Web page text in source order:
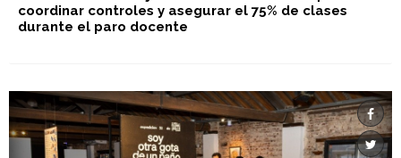
coordinar controles y asegurar el 75% de clases
durante el paro docente